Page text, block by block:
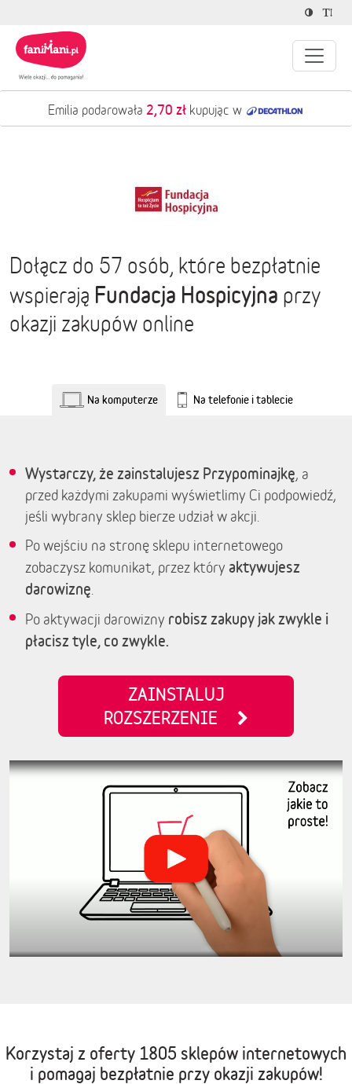
Emilia podarowała 2,70 zł kupując w
Dołącz do 57 osób, które bezpłatnie
wspierają Fundacja Hospicyjna przy
okazji zakupów online
Na komputerze Na telefonie i tablecie
Wystarczy, że zainstalujesz Przypominajkę, a
przed każdymi zakupami wyświetlimy Ci podpowiedź,
jeśli wybrany sklep bierze udział w akcji.
Po wejściu na stronę sklepu internetowego
zobaczysz komunikat, przez który aktywujesz
darowiznę
Po aktywacji darowizny robisz zakupy jak zwykle i
płacisz tyle, co zwykle.
ZAINSTALUJ
ROZSZERZENIE
Korzystaj z oferty 1805 sklepów internetowych
i pomagaj bezpłatnie przy okazji zakupów!